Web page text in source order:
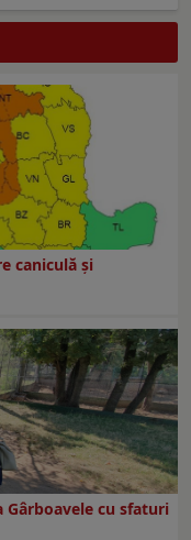
caniculă şi
cu sfaturi